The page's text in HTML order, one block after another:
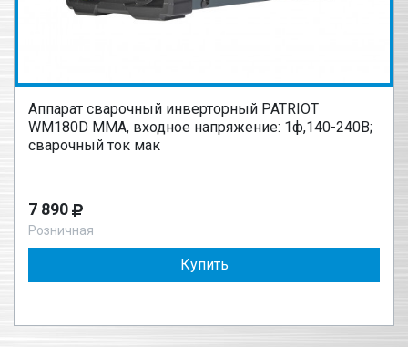
Аппарат сварочный инверторный PATRIOT
WM180D MMA, входное напряжение: 1ф,140-240В;
сварочный ток мак
7 890
Розничная
Купить